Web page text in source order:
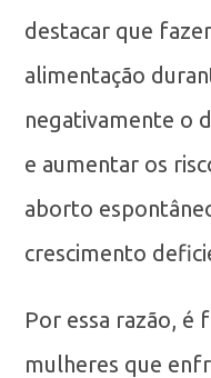
destacar que
alimentação
negativamente o
e aumentar os
aborto
crescimento
Por essa razão, é
mulheres que